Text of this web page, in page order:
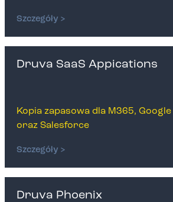
Szczegóły >
Druva SaaS Appications
Kopia zapasowa dla M365,
oraz Salesforce
Szczegóły >
Druva Phoenix